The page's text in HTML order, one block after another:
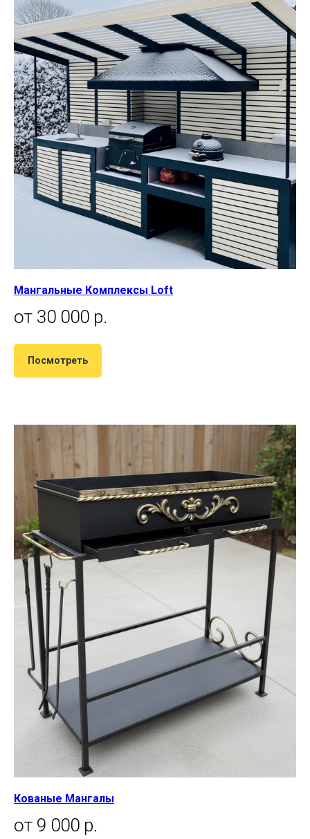
Мангальные Комплексы Loft
от 30 000 р.
Посмотреть
Кованые Мангалы
от 9 000 р.